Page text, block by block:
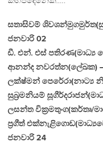
සතාසිවම්
ජනවාරි 02
ඩී. එන්. එස් පතිරණ(මාධ්‍ය
ආනන්ද නවරත්න(ලේඛක) –
ලක්ෂ්මන් පෙරේරා(නාට්‍ය
සුබ්‍රමනියම්
ලසන්ත වික්‍රමතුංග(කර්තෘ/
ප්‍රගීත්
ජනවාරි 24